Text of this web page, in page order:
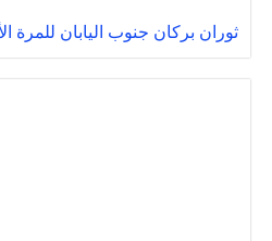
ثوران بركان جنوب اليابان للمرة الأولى